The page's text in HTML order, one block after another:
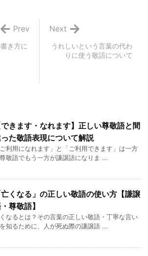
うれしいという言葉の代わ
りに使う敬語について
Next
き方に
Prev
できます・なれます】正しい尊敬語と間
た敬語表現について解説
ご利用になれます」と「ご利用できます」は一方
敬語でもう一方が謙譲語になりま ...
亡くなる」の正しい敬語の使い方【謙譲
尊敬語】
なるとは？その言葉の正しい敬語・丁寧な言い
知るために、人が死ぬ際の謙譲語 ...